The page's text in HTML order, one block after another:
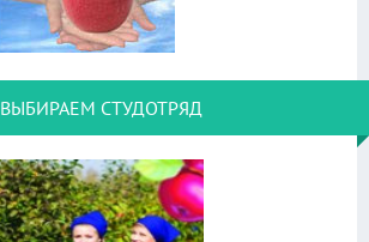
ВЫБИРАЕМ СТУДОТРЯД